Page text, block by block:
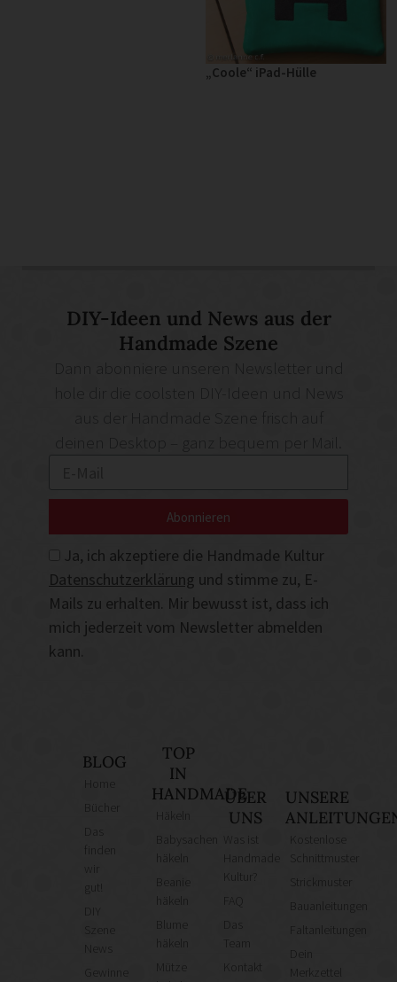
„Coole“ iPad-Hülle
DIY-Ideen und News aus der
Handmade Szene
deinen Desktop – ganz bequem per Mail.
Ja, ich akzeptiere die Handmade Kultur
Datenschutzerklärung und stimme zu, E-
Mails zu erhalten. Mir bewusst ist, dass ich
mich jederzeit vom Newsletter abmelden
kann.
Abonnieren
BLOG
finden
gut!
News
TOP
IN
HANDMADE
häkeln
häkeln
Mütze
ÜBER
UNS
Was ist
Kultur?
Das
Team
Kontakt
UNSERE
Kostenlose
Schnittmuster
Strickmuster
Bauanleitungen
Faltanleitungen
Merkzettel